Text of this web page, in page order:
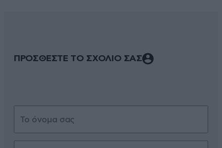
ΠΡΟΣΘΕΣΤΕ ΤΟ ΣΧΟΛΙΟ ΣΑΣ